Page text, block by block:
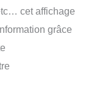
cet affichage
grâce